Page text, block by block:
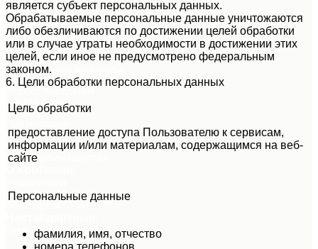
Инжиниринг
Сервис и запасные части
Контакты
Клиентам:
Этические и
юридические принципы
ведения бизнеса
Кодекс поведения
НЕКСАН в СМИ
Опросные листы
Наши заводы
Наши преимущества
GreenSpiral™. Тип 1
GreenSpiral™. Тип 2
GreenSpiral™. Тип 3
является субъект персональных данных.
Обрабатываемые персональные данные уничтожаются
либо обезличиваются по достижении целей обработки
или в случае утраты необходимости в достижении этих
целей, если иное не предусмотрено федеральным
законом.
6. Цели обработки персональных данных
Цель обработки
предоставление доступа Пользователю к сервисам,
информации и/или материалам, содержащимся на веб-
сайте
Персональные данные
фамилия, имя, отчество